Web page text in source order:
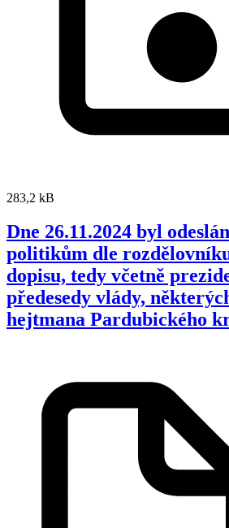
283,2 kB
Dne 26.11.2024 byl
politikům dle
dopisu, tedy včetně
předesedy vlády,
hejtmana Pardubického